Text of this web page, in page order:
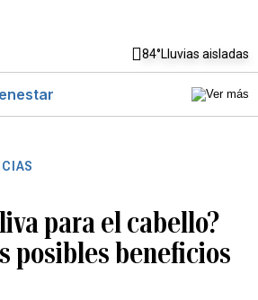
84°Lluvias aisladas
para el cabello?
posibles beneficios